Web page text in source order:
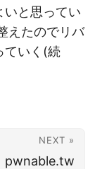
いと思ってい
えたのでリバ
ていく(続
NEXT »
pwnable.tw